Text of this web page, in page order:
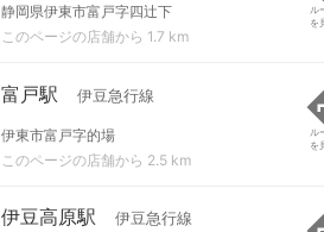
静岡県伊東市富戸字四辻下
このページの店舗から 1.7 km
ル
を
富戸駅 伊豆急行線
伊東市富戸字的場
このページの店舗から 2.5 km
ル
を
伊豆高原駅 伊豆急行線